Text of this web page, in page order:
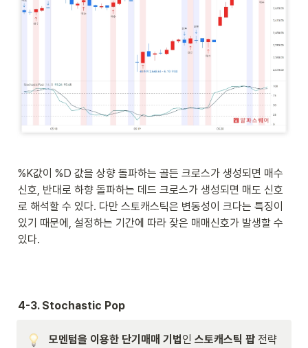
%K값이 %D 값을 상향 돌파하는 골든 크로스가 생성되면 매수
신호, 반대로 하향 돌파하는 데드 크로스가 생성되면 매도 신호
로 해석할 수 있다. 다만 스토캐스틱은 변동성이 크다는 특징이
있기 때문에, 설정하는 기간에 따라 잦은 매매신호가 발생할 수
있다.
4-3. Stochastic Pop
모멘텀을 이용한 단기매매 기법인 스토캐스틱 팝 전략